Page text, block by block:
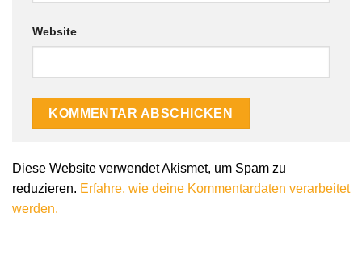
Website
Diese Website verwendet Akismet, um Spam zu
reduzieren. Erfahre, wie deine Kommentardaten verarbeitet
werden.